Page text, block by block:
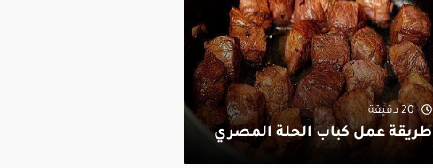
20 دقيقة
طريقة عمل كباب الحلة المصري